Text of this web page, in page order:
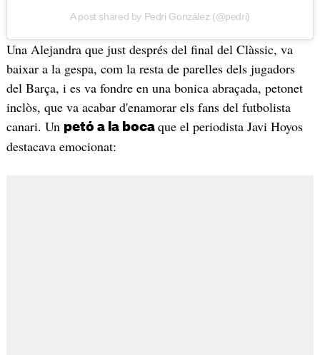
A post shared by Pedri González (@pedri)
Una Alejandra que just després del final del Clàssic, va
baixar a la gespa, com la resta de parelles dels jugadors
del Barça, i es va fondre en una bonica abraçada, petonet
inclòs, que va acabar d'enamorar els fans del futbolista
canari. Un petó a la boca que el periodista Javi Hoyos
destacava emocionat: